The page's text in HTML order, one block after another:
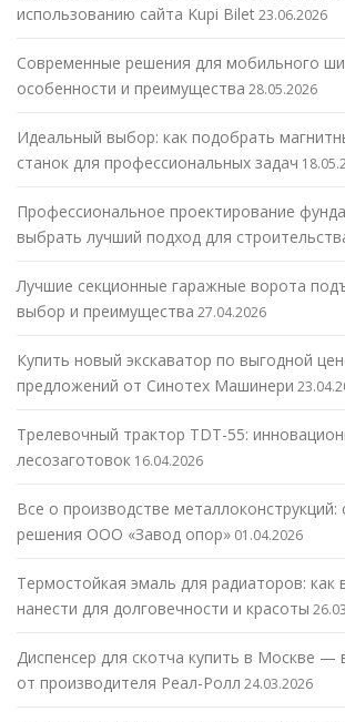
использованию сайта Kupi Bilet23.06.2026
Современные решения для мобильного
особенности и преимущества 28.05.2026
Идеальный выбор: как подобрать
станок для профессиональных задач
Профессиональное проектирование
выбрать лучший подход для
Лучшие секционные гаражные ворота
выбор и преимущества 27.04.2026
Купить новый экскаватор по выгодной
предложений от Синотех Машинери
Трелевочный трактор TDT-55:
лесозаготовок 16.04.2026
Все о производстве
решения ООО «Завод опор» 01.04.2026
Термостойкая эмаль для радиаторов: как
нанести для долговечности и красоты
Диспенсер для скотча купить в Москве —
от производителя Реал-Ролл 24.03.2026